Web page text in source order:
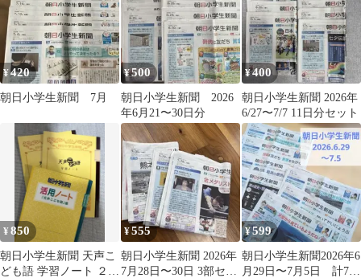
¥420
朝日小学生新聞 7月
¥500
朝日小学生新聞 2026
年6月21〜30日分
¥400
朝日小学生新聞 2026年
6/27〜7/7 11日分セット
¥850
朝日小学生新聞 天声こ
ども語 学習ノート ２
¥555
朝日小学生新聞 2026年
7月28日〜30日 3部セッ
¥599
朝日小学生新聞2026年6
月29日〜7月5日 計7